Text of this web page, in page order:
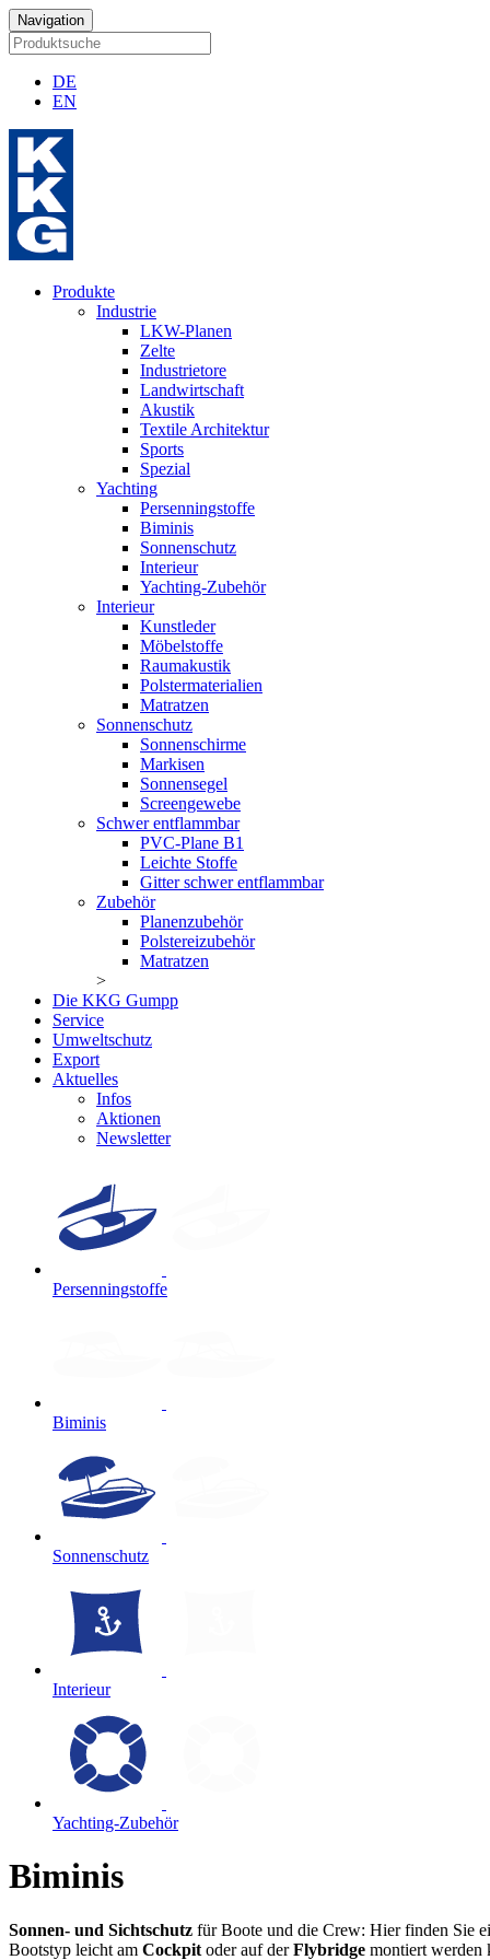
Navigation
DE
EN
Produkte
Industrie
LKW-Planen
Zelte
Industrietore
Landwirtschaft
Akustik
Textile Architektur
Sports
Spezial
Yachting
Persenningstoffe
Biminis
Sonnenschutz
Interieur
Yachting-Zubehör
Interieur
Kunstleder
Möbelstoffe
Raumakustik
Polstermaterialien
Matratzen
Sonnenschutz
Sonnenschirme
Markisen
Sonnensegel
Screengewebe
Schwer entflammbar
PVC-Plane B1
Leichte Stoffe
Gitter schwer entflammbar
Zubehör
Planenzubehör
Polstereizubehör
Matratzen
>
Die KKG Gumpp
Service
Umweltschutz
Export
Aktuelles
Infos
Aktionen
Newsletter
Persenningstoffe
Biminis
Sonnenschutz
Interieur
Yachting-Zubehör
Biminis
Sonnen- und Sichtschutz für Boote und die Crew: Hier finden Sie
Bootstyp leicht am Cockpit oder auf derFlybridge montiert